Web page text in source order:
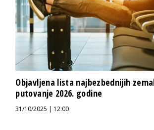
Objavljena lista najbezbednijih
putovanje 2026. godine
31/10/2025 | 12:00